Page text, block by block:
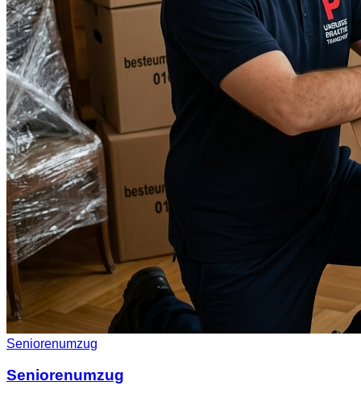
Seniorenumzug
Seniorenumzug